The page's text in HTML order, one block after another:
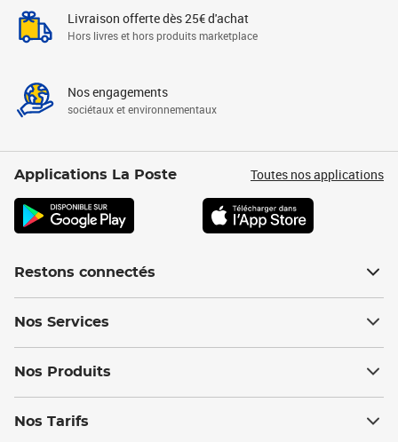
Livraison offerte dès 25€ d'achat
Hors livres et hors produits marketplace
Nos engagements
sociétaux et environnementaux
Applications La Poste Toutes nos applications
Restons connectés
Nos Services
Nos Produits
Nos Tarifs